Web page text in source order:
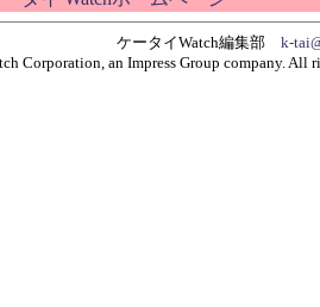
ケータイWatch編集部 k-
Corporation, an Impress Group company. All